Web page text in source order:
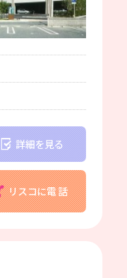
詳細を見る
リスコに電 話